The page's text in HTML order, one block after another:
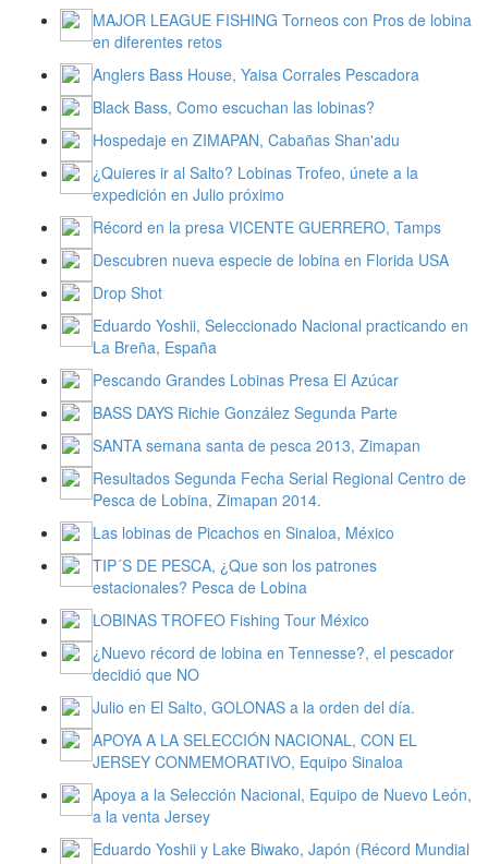
MAJOR LEAGUE FISHING Torneos con Pros de lobina
en diferentes retos
Anglers Bass House, Yaisa Corrales Pescadora
Black Bass, Como escuchan las lobinas?
Hospedaje en ZIMAPAN, Cabañas Shan'adu
¿Quieres ir al Salto? Lobinas Trofeo, únete a la
expedición en Julio próximo
Récord en la presa VICENTE GUERRERO, Tamps
Descubren nueva especie de lobina en Florida USA
Drop Shot
Eduardo Yoshii, Seleccionado Nacional practicando en
La Breña, España
Pescando Grandes Lobinas Presa El Azúcar
BASS DAYS Richie González Segunda Parte
SANTA semana santa de pesca 2013, Zimapan
Resultados Segunda Fecha Serial Regional Centro de
Pesca de Lobina, Zimapan 2014.
Las lobinas de Picachos en Sinaloa, México
TIP´S DE PESCA, ¿Que son los patrones
estacionales? Pesca de Lobina
LOBINAS TROFEO Fishing Tour México
¿Nuevo récord de lobina en Tennesse?, el pescador
decidió que NO
Julio en El Salto, GOLONAS a la orden del día.
APOYA A LA SELECCIÓN NACIONAL, CON EL
JERSEY CONMEMORATIVO, Equipo Sinaloa
Apoya a la Selección Nacional, Equipo de Nuevo León,
a la venta Jersey
Eduardo Yoshii y Lake Biwako, Japón (Récord Mundial